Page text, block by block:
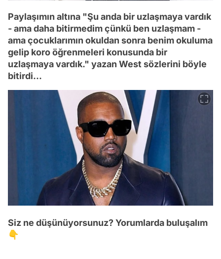
Paylaşımın altına "Şu anda bir uzlaşmaya vardık
- ama daha bitirmedim çünkü ben uzlaşmam -
ama çocuklarımın okuldan sonra benim okuluma
gelip koro öğrenmeleri konusunda bir
uzlaşmaya vardık." yazan West sözlerini böyle
bitirdi...
Siz ne düşünüyorsunuz? Yorumlarda buluşalım
👇